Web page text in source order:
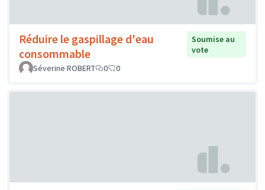
Réduire le gaspillage d'eau
consommable
Soumise au
vote
Séverine ROBERT
0 0